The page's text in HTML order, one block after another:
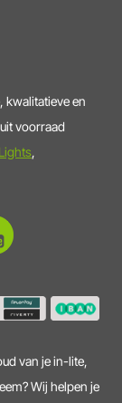
kwalitatieve en
voorraad
,
van je in-lite,
Wij helpen je